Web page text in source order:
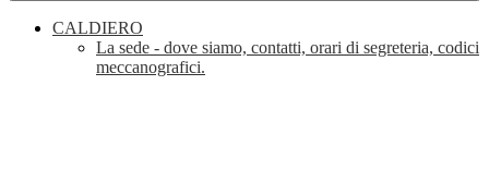
CALDIERO
La sede - dove siamo, contatti, orari di segreteria, codici
meccanografici.